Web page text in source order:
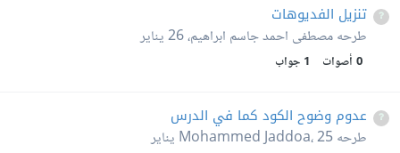
تنزيل الفديوهات
طرحهمصطفى احمد جاسم ابراهيم،26 يناير
0 أصوات 1 جواب
عدوم وضوح الكود كما في الدرس
طرحه Mohammed Jaddoa،25 يناير